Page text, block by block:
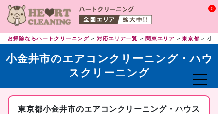
0
お掃除ならハートクリーニング 対応エリア一覧 関東エリア 東京都 小
小金井市のエアコンクリーニング・ハウ
スクリーニング
東京都小金井市のエアコンクリーニング・ハウス